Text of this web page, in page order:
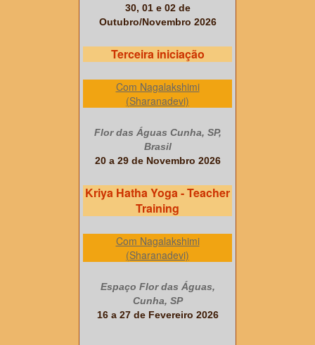
30, 01 e 02 de
Outubro/Novembro 2026
Terceira iniciação
Com Nagalakshimi
(Sharanadevi)
Flor das Águas Cunha, SP,
Brasil
20 a 29 de Novembro 2026
Kriya Hatha Yoga - Teacher
Training
Com Nagalakshimi
(Sharanadevi)
Espaço Flor das Águas,
Cunha, SP
16 a 27 de Fevereiro 2026